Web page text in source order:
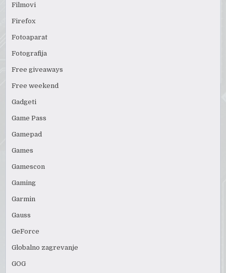
Filmovi
Firefox
Fotoaparat
Fotografija
Free giveaways
Free weekend
Gadgeti
Game Pass
Gamepad
Games
Gamescon
Gaming
Garmin
Gauss
GeForce
Globalno zagrevanje
GOG